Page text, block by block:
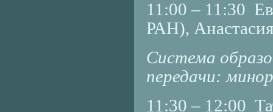
11:00 – 11:30
РАН),
Система
передачи:
11:30 – 12:00